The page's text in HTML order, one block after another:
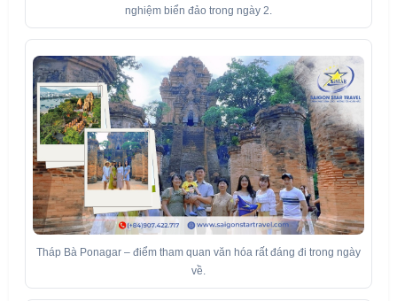
nghiệm biển đảo trong ngày 2.
Tháp Bà Ponagar – điểm tham quan văn hóa rất đáng đi trong ngày
về.